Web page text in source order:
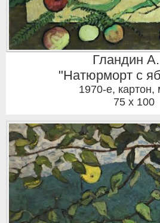
Гландин
"Натюрморт с
1970-е, картон,
75 x 100